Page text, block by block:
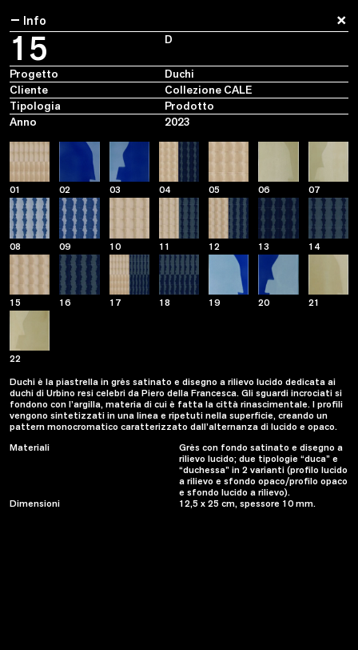
− Info ×
15 D
Progetto
Duchi
Cliente
Collezione CALE
Tipologia
Prodotto
Anno
2023
01 02 03 04 05 06 07
08 09 10 11 12 13 14
15 16 17 18 19 20 21
22
Duchi è la piastrella in grès satinato e disegno a rilievo lucido dedicata ai
duchi di Urbino resi celebri da Piero della Francesca. Gli sguardi incrociati si
fondono con l’argilla, materia di cui è fatta la città rinascimentale. I profili
vengono sintetizzati in una linea e ripetuti nella superficie, creando un
pattern monocromatico caratterizzato dall’alternanza di lucido e opaco.
Materiali
Grès con fondo satinato e disegno a
rilievo lucido; due tipologie “duca” e
“duchessa” in 2 varianti (profilo lucido
a rilievo e sfondo opaco/profilo opaco
e sfondo lucido a rilievo).
Dimensioni
12,5 x 25 cm, spessore 10 mm.